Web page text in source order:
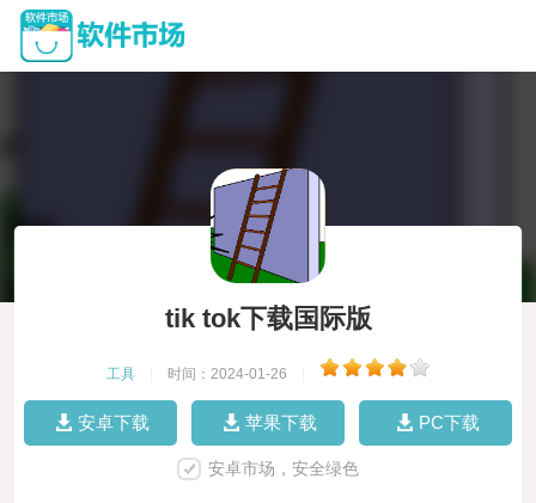
tik tok下载国际版
工具 时间：2024-01-26
安卓下载 苹果下载 PC下载
安卓市场，安全绿色